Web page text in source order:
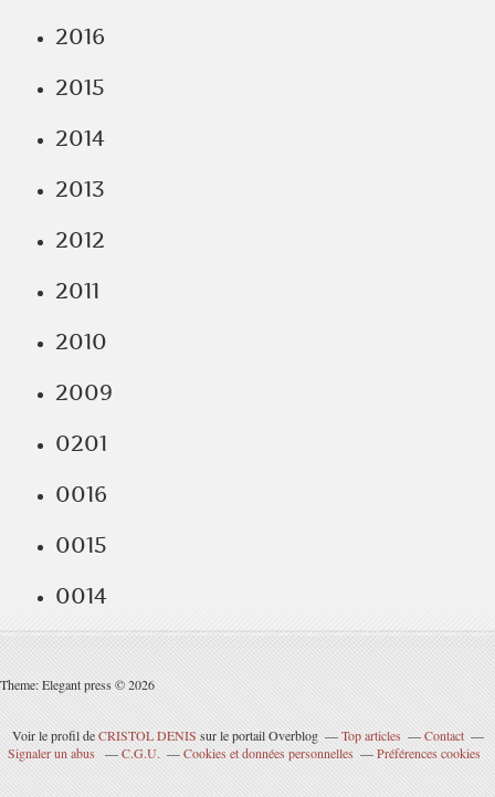
2016
2015
2014
2013
2012
2011
2010
2009
0201
0016
0015
0014
Theme: Elegant press © 2026
Voir le profil deCRISTOL DENIS sur le portail Overblog Top articles
Contact
Signaler un abus
C.G.U. Cookies et données personnelles Préférences cookies